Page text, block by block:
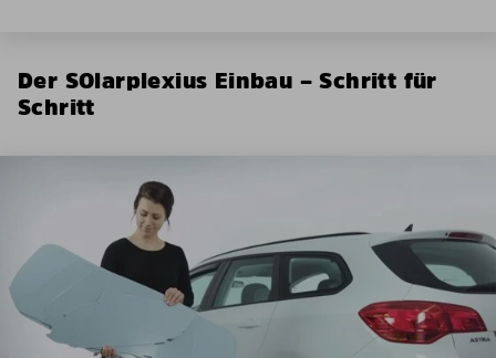
Der SOlarplexius Einbau – Schritt für
Schritt